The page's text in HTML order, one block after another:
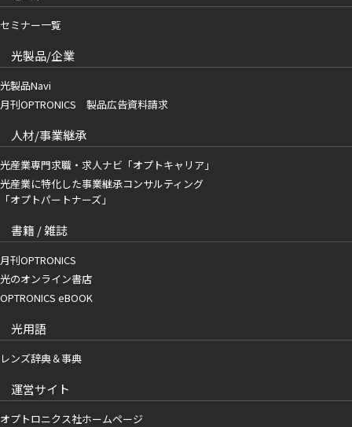
セミナー一覧
光製品/企業
光製品Navi
月刊OPTRONICS 製品広告資料請求
人材/事業継承
光産業専門求職・求人ナビ「オプトキャリア」
光産業に特化した事業継承コンサルティング
「オプトパートナーズ」
書籍 / 雑誌
月刊OPTRONICS
光のオンライン書店
OPTRONICS eBOOK
光用語
レンズ辞典＆事典
運営サイト
オプトロニクス社ホームページ